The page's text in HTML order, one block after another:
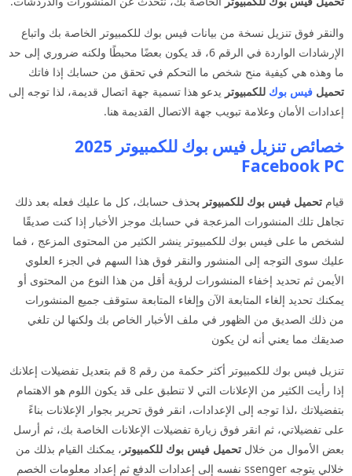
والنقر فوق تنزيل نسخة من بيانات فيس بوك للكمبيوتر الخاصة بك واتباع
الإرشادات الواردة في الرقم 6، قد يكون بعضًا محبطًا ولكنه ضروري إلى حد
ما وهذه هي كيفية منح شخص ما التحكم في تحقق من حسابك إذا فاتك
تحميل فيس بوك للكمبيوتر يدعو هذا تسمية جهة اتصال قديمة، لذا توجه إلى
إعدادات الأمان وعلامة تبويب جهة الاتصال القديمة هنا.
خصائص تنزيل فيس بوك للكمبيوتر 2025
Facebook PC
قيام تحميل فيس بوك للكمبيوتر بحذف حسابك، كل ما عليك فعله بعد ذلك
تجاهل تلك المنشورات المزعجة في حسابك موجز الأخبار إذا كنت صديقًا
لشخص ما على فيس بوك للكمبيوتر ينشر الكثير من المحتوى المزعج ، فما
عليك سوى التوجه إلى المنشور والنقر فوق هذا السهم في الجزء العلوي
الأيمن ثم تحديد إخفاء المنشورات لرؤية أقل من هذا النوع من المحتوى أو
يمكنك تحديد إلغاء المتابعة الآن وإلغاء المتابعة ستوقف جميع المنشورات
من ذلك الصديق من الظهور في ملف الأخبار الخاص بك ولكنها لن تلغي
صديقك مما يعني أنه لن يكون
تنزيل فيس بوك للكمبيوتر أكثر حكمة من رقم 8 قم بتعديل تفضيلات إعلانك
إذا رأيت الكثير من الإعلانات التي لا تنطبق على قد يكون اللوم هو الاهتمام
بتفضيلاتك ،لذا توجه إلى الإعدادات، انقر فوق تحرير بجوار الإعلانات بناءً
على تفضيلاتي، ثم انقر فوق زيارة تفضيلات الإعلانات الخاصة بك، ثم أرسل
بعض الأموال من خلال تحميل فيس بوك للكمبيوتر ، يمكنك القيام بذلك من
خلالي يتوجه ssenger نفسه إلى إعدادات الدفع ثم إعداد معلومات الخصم